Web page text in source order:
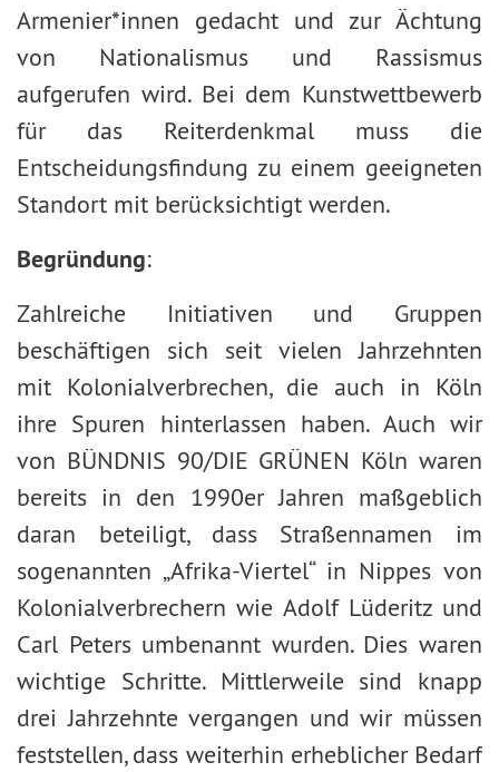
Armenier*innen gedacht und zur Ächtung
von Nationalismus und Rassismus
aufgerufen wird. Bei dem Kunstwettbewerb
für das Reiterdenkmal muss die
Entscheidungsfindung zu einem geeigneten
Standort mit berücksichtigt werden.
Begründung:
Zahlreiche Initiativen und Gruppen
beschäftigen sich seit vielen Jahrzehnten
mit Kolonialverbrechen, die auch in Köln
ihre Spuren hinterlassen haben. Auch wir
von BÜNDNIS 90/DIE GRÜNEN Köln waren
bereits in den 1990er Jahren maßgeblich
daran beteiligt, dass Straßennamen im
sogenannten „Afrika-Viertel“ in Nippes von
Kolonialverbrechern wie Adolf Lüderitz und
Carl Peters umbenannt wurden. Dies waren
wichtige Schritte. Mittlerweile sind knapp
drei Jahrzehnte vergangen und wir müssen
feststellen, dass weiterhin erheblicher Bedarf